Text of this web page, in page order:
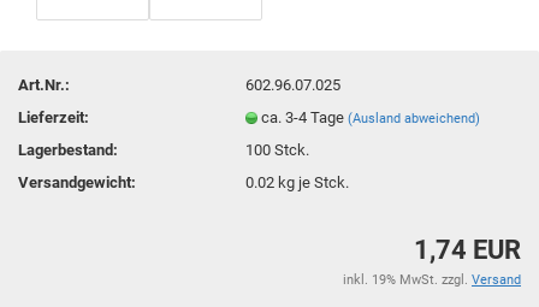
Art.Nr.:
602.96.07.025
Lieferzeit:
ca. 3-4 Tage(Ausland abweichend)
Lagerbestand: 100Stck.
Versandgewicht:
0.02 kg je Stck.
1,74 EUR
inkl. 19% MwSt. zzgl. Versand